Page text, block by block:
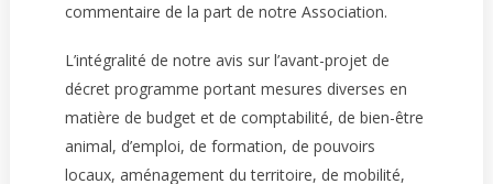
commentaire de la part de notre Association.
L’intégralité de notre avis sur l’avant-projet de
décret programme portant mesures diverses en
matière de budget et de comptabilité, de bien-être
animal, d’emploi, de formation, de pouvoirs
locaux, aménagement du territoire, de mobilité,